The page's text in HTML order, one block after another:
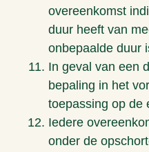
overeenkomst
duur heeft van
onbepaalde duur
In geval van een
bepaling in het
toepassing op de
Iedere
onder de